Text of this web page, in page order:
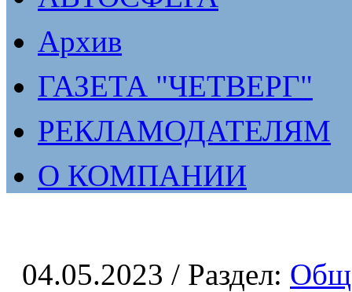
Архив
ГАЗЕТА "ЧЕТВЕРГ"
РЕКЛАМОДАТЕЛЯМ
О КОМПАНИИ
04.05.2023 / Раздел: